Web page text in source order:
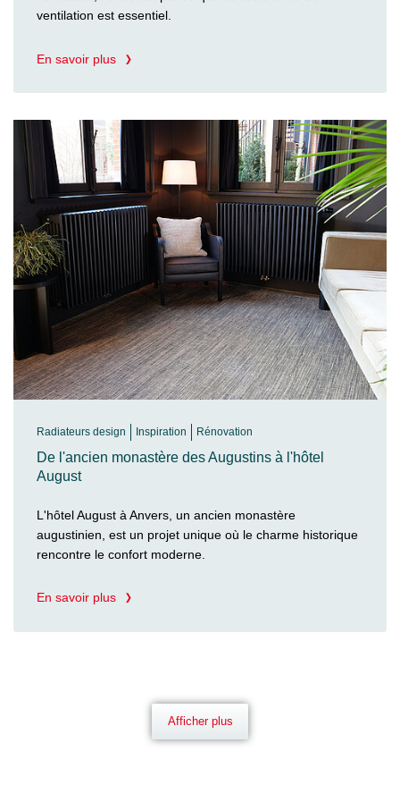
ventilation est essentiel.
En savoir plus
Radiateurs design Inspiration Rénovation
De l'ancien monastère des Augustins à l'hôtel
August
L'hôtel August à Anvers, un ancien monastère
augustinien, est un projet unique où le charme historique
rencontre le confort moderne.
En savoir plus
Afficher plus